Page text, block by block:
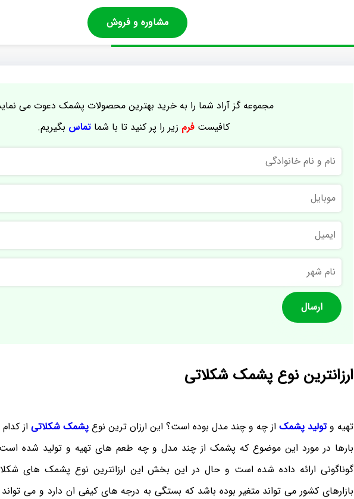
مشاوره و فروش
مجموعه گز آراد شما را به خرید بهترین محصولات پشمک دعوت می
کافیستفرم زیر را پر کنید تا با شماتماس بگیریم.
و
نام
خانوادگی
موبایل
ایمیل
نام
شهر
ارزانترین نوع پشمک شکلاتی
تهیه وتولید پشمک از چه و چند مدل بوده است؟ این ارزان ترین نوع پشمک شکلاتی از
بارها در مورد این موضوع که پشمک از چند مدل و چه طعم های تهیه و تولید شده
گوناگونی ارائه داده شده است و حال در این بخش این ارزانترین نوع پشمک های
بازارهای کشور می تواند متغیر بوده باشد که بستگی به درجه های کیفی ان دارد و می تواند